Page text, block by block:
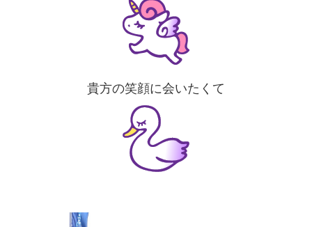
貴方の笑顔に会いたくて